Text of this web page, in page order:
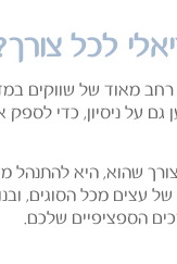
לכל
רחב מאוד של שווקים
גם על ניסיון, כדי
שהוא, היא להתנהל
עצים מכל הסוגים,
הספציפיים שלכם.